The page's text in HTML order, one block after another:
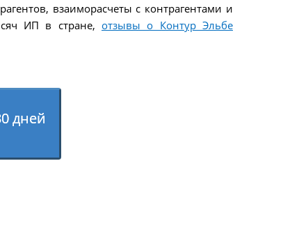
взаиморасчеты с контрагентами и
ИП в стране, отзывы о Контур Эльбе
дней